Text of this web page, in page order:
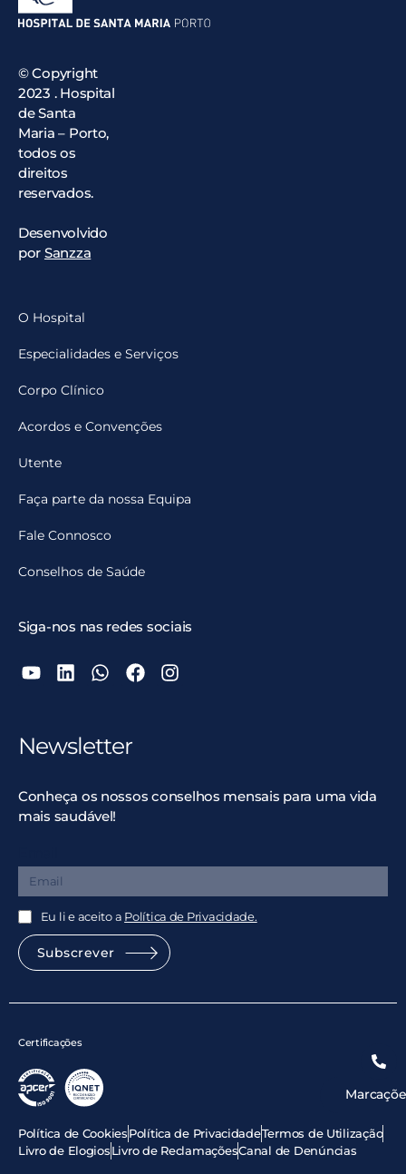
© Copyright
2023 . Hospital
de Santa
Maria – Porto,
todos os
direitos
reservados.
Desenvolvido
por Sanzza
O Hospital
Especialidades e Serviços
Corpo Clínico
Acordos e Convenções
Utente
Faça parte da nossa Equipa
Fale Connosco
Conselhos de Saúde
Siga-nos nas redes sociais
Newsletter
Conheça os nossos conselhos mensais para uma vida
mais saudável!
Eu li e aceito a Política de Privacidade.
Subscrever
Certificações
Política de CookiesPolítica de PrivacidadeTermos de Utilização
Livro de ElogiosLivro de ReclamaçõesCanal de Denúncias